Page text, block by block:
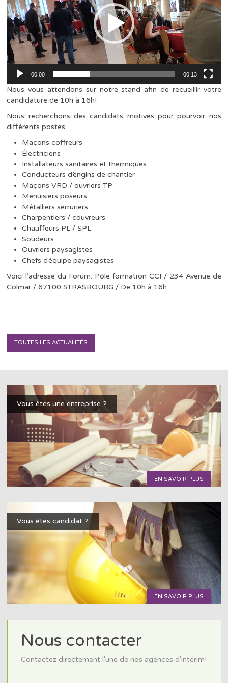
00:00 00:13
Nous vous attendons sur notre stand afin de recueillir votre
candidature de 10h à 16h!
Nous recherchons des candidats motivés pour pourvoir nos
différents postes:
Maçons coffreurs
Électriciens
Installateurs sanitaires et thermiques
Conducteurs d’engins de chantier
Maçons VRD / ouvriers TP
Menuisiers poseurs
Métalliers serruriers
Charpentiers / couvreurs
Chauffeurs PL / SPL
Soudeurs
Ouvriers paysagistes
Chefs d’équipe paysagistes
Voici l’adresse du Forum: Pôle formation CCI / 234 Avenue de
Colmar / 67100 STRASBOURG / De 10h à 16h
TOUTES LES ACTUALITÉS
Vous êtes une entreprise ?
EN SAVOIR PLUS
Vous êtes candidat ?
EN SAVOIR PLUS
Nous contacter
Contactez directement l'une de nos agences d'intérim!